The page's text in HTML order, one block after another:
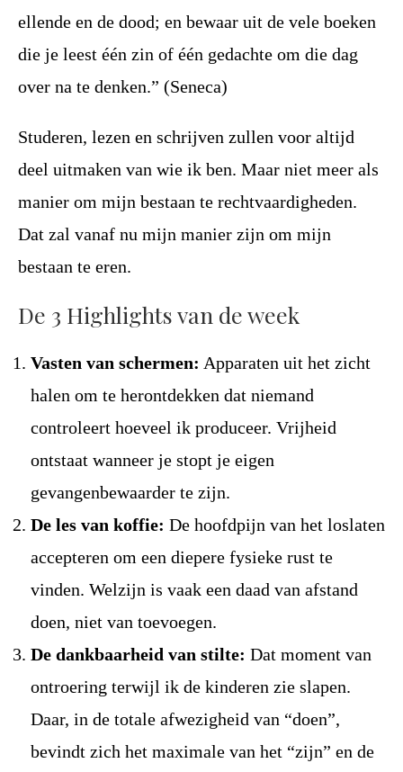
ellende en de dood; en bewaar uit de vele boeken
die je leest één zin of één gedachte om die dag
over na te denken.” (Seneca)
Studeren, lezen en schrijven zullen voor altijd
deel uitmaken van wie ik ben. Maar niet meer als
manier om mijn bestaan te rechtvaardigheden.
Dat zal vanaf nu mijn manier zijn om mijn
bestaan te eren.
De 3 Highlights van de week
Vasten van schermen: Apparaten uit het zicht
halen om te herontdekken dat niemand
controleert hoeveel ik produceer. Vrijheid
ontstaat wanneer je stopt je eigen
gevangenbewaarder te zijn.
De les van koffie: De hoofdpijn van het loslaten
accepteren om een diepere fysieke rust te
vinden. Welzijn is vaak een daad van afstand
doen, niet van toevoegen.
De dankbaarheid van stilte: Dat moment van
ontroering terwijl ik de kinderen zie slapen.
Daar, in de totale afwezigheid van “doen”,
bevindt zich het maximale van het “zijn” en de